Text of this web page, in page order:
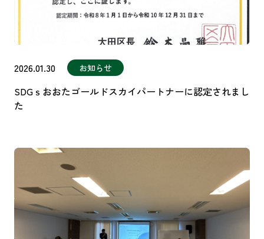
2026.01.30 お知らせ
SDGｓおおたゴールドスカイパートナーに認定されまし
た